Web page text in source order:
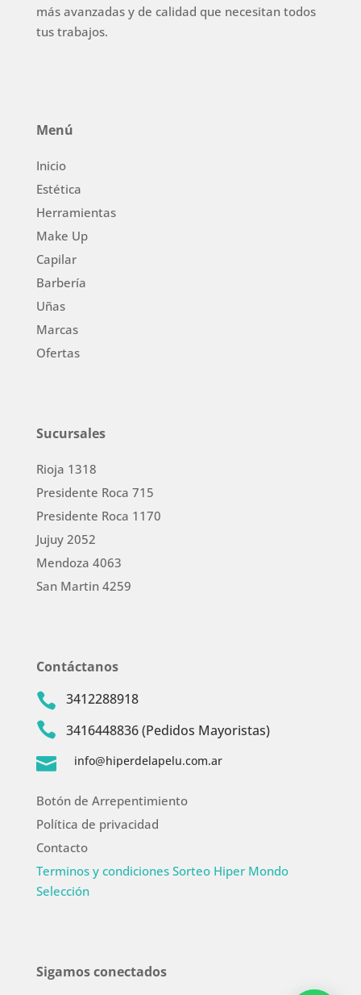
más avanzadas y de calidad que necesitan todos
tus trabajos.
Menú
Inicio
Estética
Herramientas
Make Up
Capilar
Barbería
Uñas
Marcas
Ofertas
Sucursales
Rioja 1318
Presidente Roca 715
Presidente Roca 1170
Jujuy 2052
Mendoza 4063
San Martin 4259
Contáctanos
 3412288918
 3416448836 (Pedidos Mayoristas)
 info@hiperdelapelu.com.ar
Botón de Arrepentimiento
Política de privacidad
Contacto
Terminos y condiciones Sorteo Hiper Mondo
Selección
Sigamos conectados